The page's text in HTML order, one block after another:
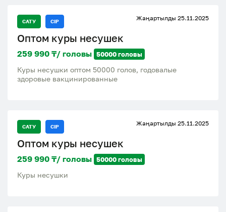
САТУ CIP Жаңартылды 25.11.2025
Оптом куры несушек
259 990 ₸/ головы 50000 головы
Куры несушки оптом 50000 голов, годовалые
здоровые вакцинированные
САТУ CIP Жаңартылды 25.11.2025
Оптом куры несушек
259 990 ₸/ головы 50000 головы
Куры несушки